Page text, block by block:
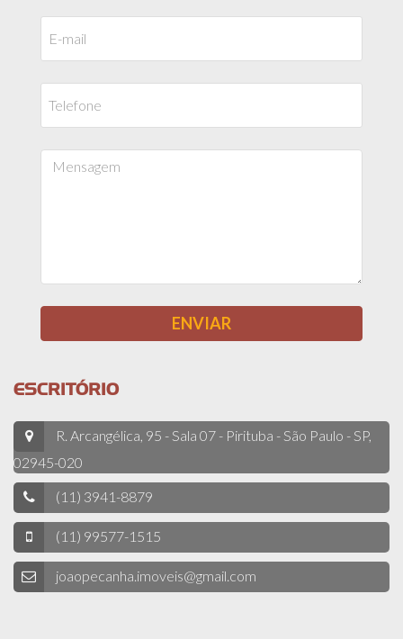
ESCRITÓRIO
R. Arcangélica, 95 - Sala 07 - Pirituba - São Paulo - SP,
02945-020
(11) 3941-8879
(11) 99577-1515
joaopecanha.imoveis@gmail.com